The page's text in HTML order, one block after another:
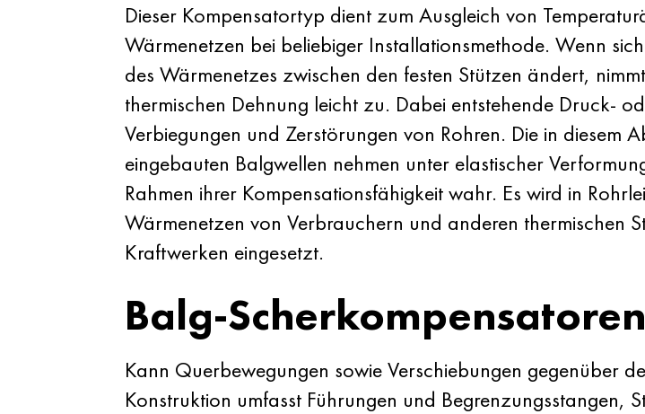
Dieser Kompensatortyp dient zum Ausgleich von
Wärmenetzen bei beliebiger Installationsmethode. Wenn
des Wärmenetzes zwischen den festen Stützen ändert,
thermischen Dehnung leicht zu. Dabei entstehende Druck-
Verbiegungen und Zerstörungen von Rohren. Die in diesem
eingebauten Balgwellen nehmen unter elastischer
Rahmen ihrer Kompensationsfähigkeit wahr. Es wird in
Wärmenetzen von Verbrauchern und anderen thermischen
Kraftwerken eingesetzt.
Balg-Scherkompensatoren
Kann Querbewegungen sowie Verschiebungen gegenüber
Konstruktion umfasst Führungen und Begrenzungsstangen,